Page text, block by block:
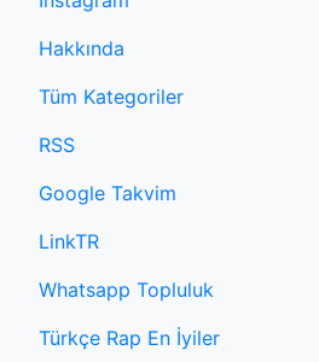
Hakkında
Tüm Kategoriler
RSS
Google Takvim
LinkTR
Whatsapp Topluluk
Türkçe Rap En İyiler